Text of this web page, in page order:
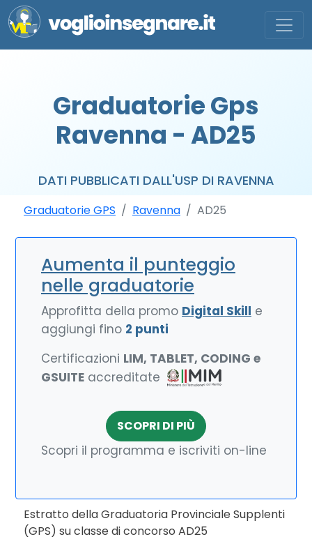
Graduatorie Gps
Ravenna - AD25
DATI PUBBLICATI DALL'USP DI RAVENNA
Graduatorie GPS Ravenna AD25
Aumenta il punteggio
nelle graduatorie
Approfitta della promo Digital Skill e
aggiungi fino 2 punti
Certificazioni LIM, TABLET, CODING e
GSUITE accreditate
SCOPRI DI PIÙ
Scopri il programma e iscriviti on-line
Estratto della Graduatoria Provinciale Supplenti
(GPS) su classe di concorso AD25